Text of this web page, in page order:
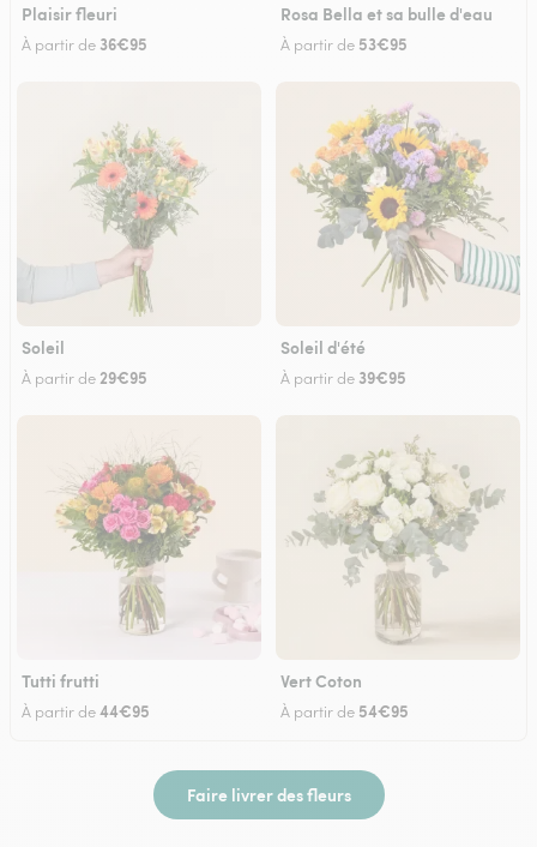
Plaisir fleuri
À partir de 36€95
Rosa Bella et sa bulle d'eau
À partir de 53€95
Soleil
À partir de 29€95
Soleil d'été
À partir de 39€95
Tutti frutti
À partir de44€95
Vert Coton
À partir de 54€95
Faire livrer des fleurs